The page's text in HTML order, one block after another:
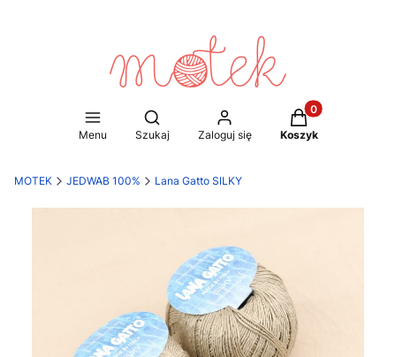
Menu
Otwórz wyszukiwarkę
Szukaj Zaloguj się
Produkty w
Koszyk
MOTEK JEDWAB 100% Lana Gatto SILKY